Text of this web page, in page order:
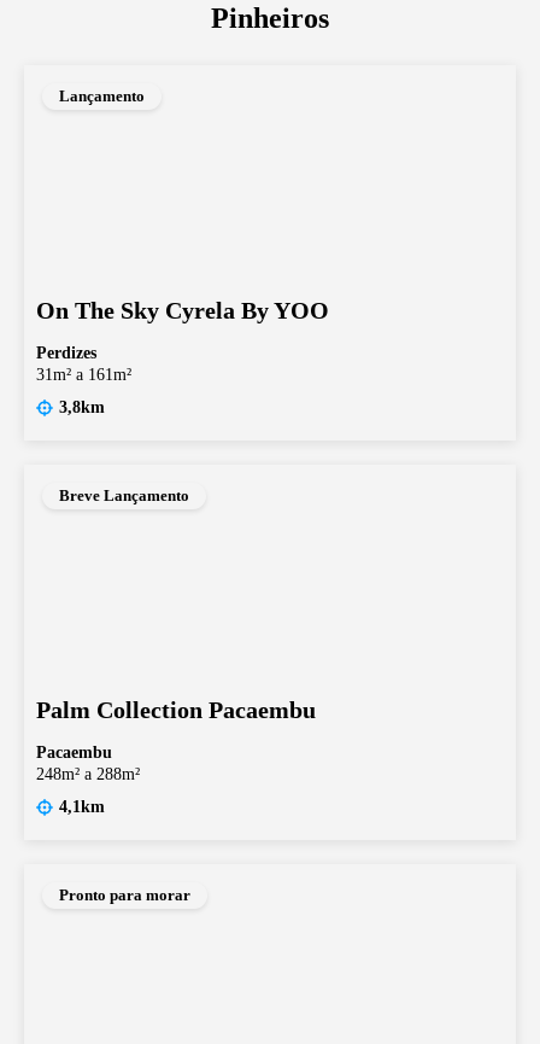
Pinheiros
Lançamento
On The Sky Cyrela By YOO
Perdizes
31m² a 161m²
3,8km
Breve Lançamento
Palm Collection Pacaembu
Pacaembu
248m² a 288m²
4,1km
Pronto para morar